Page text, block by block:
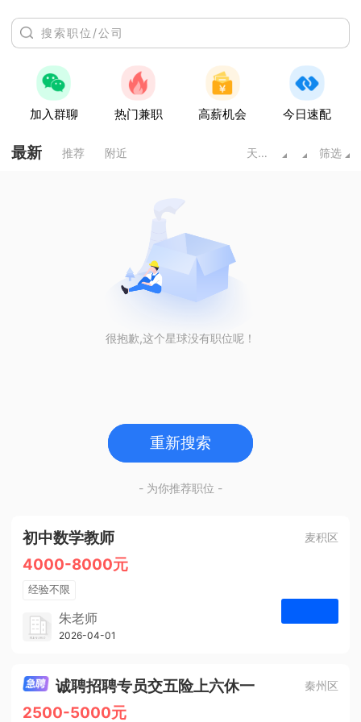
加入群聊 热门兼职 高薪机会 今日速配
最新 推荐 附近 天水甘肃 筛选
很抱歉,这个星球没有职位呢！
重新搜索
- 为你推荐职位 -
初中数学教师 麦积区
4000-8000元
经验不限
学历不限
1人
朱老师
博学启智教育
2026-04-01
诚聘招聘专员交五险上六休一 秦州区
2500-5000元